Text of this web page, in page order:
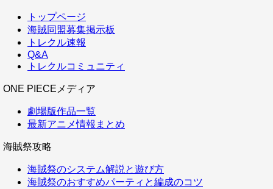
トップページ
海賊同盟募集掲示板
トレクル速報
Q&A
トレクルコミュニティ
ONE PIECEメディア
劇場版作品一覧
最新アニメ情報まとめ
海賊祭攻略
海賊祭のシステム解説と遊び方
海賊祭のおすすめパーティと編成のコツ